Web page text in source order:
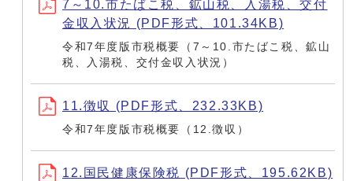
7～10.市たばこ税、鉱山税、入湯税、交付
金収入状況 (PDF形式、101.34KB)
令和7年度版市税概要（7～10.市たばこ税、鉱山
税、入湯税、交付金収入状況）
11.徴収 (PDF形式、232.33KB)
令和7年度版市税概要（12.徴収）
12.国民健康保険税 (PDF形式、195.62KB)